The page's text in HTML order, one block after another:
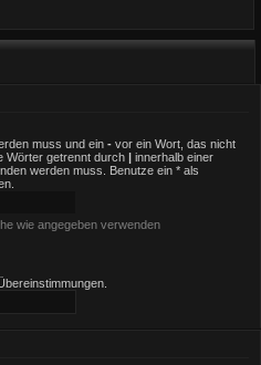
muss und ein - vor ein Wort, das nicht
Wörter getrennt durch | innerhalb einer
werden muss. Benutze ein * als
wie angegeben verwenden